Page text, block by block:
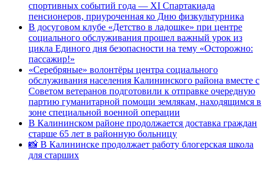
спортивных событий года — XI Спартакиада
пенсионеров, приуроченная ко Дню физкультурника
В досуговом клубе «Детство в ладошке» при центре
социального обслуживания прошел важный урок из
цикла Единого дня безопасности на тему «Осторожно:
пассажир!»
«Серебряные» волонтёры центра социального
обслуживания населения Калининского района вместе с
Советом ветеранов подготовили к отправке очередную
партию гуманитарной помощи землякам, находящимся в
зоне специальной военной операции
В Калининском районе продолжается доставка граждан
старше 65 лет в районную больницу
📸 В Калининске продолжает работу блогерская школа
для старших